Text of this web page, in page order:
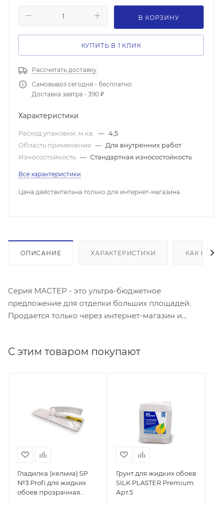
В КОРЗИНУ
КУПИТЬ В 1 КЛИК
Рассчитать доставку
Самовывоз сегодня - бесплатно
Доставка завтра - 390 ₽
Характеристики
Расход упаковки, м.кв. — 4,5
Область применения — Для внутренних работ
Износостойкость — Стандартная износостойкость
Все характеристики
Цена действительна только для интернет-магазина
ОПИСАНИЕ ХАРАКТЕРИСТИКИ КАК
Серия МАСТЕР - это ультра-бюджетное
предложение для отделки больших площадей.
Продается только через интернет-магазин и
С этим товаром покупают
Гладилка (кельма) SP
№3 Profi для жидких
обоев прозрачная
Грунт для жидких обоев
SILK PLASTER Premium
Арт.5